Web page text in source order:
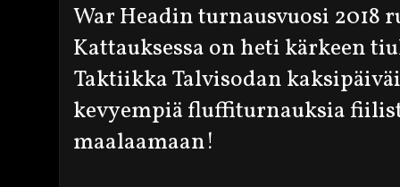
War Headin turnausvuosi 2018
Kattauksessa on heti kärkeen
Taktiikka Talvisodan
kevyempiä fluffiturnauksia
maalaamaan!